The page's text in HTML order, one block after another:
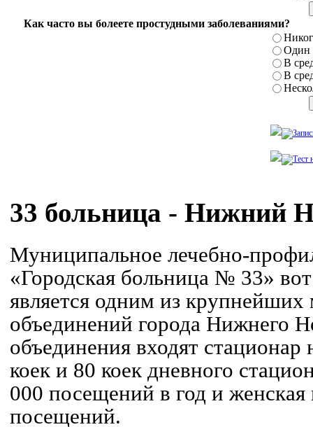
Как часто вы болеете простудными заболеваниями?
Один
В
В
33 больница - Нижний
Муниципальное лечебно-
«Городская больница № 33»
является одним из
объединений города Нижнего
объединения входят
коек и 80 коек дневного
000 посещений в год и женская
посещений.